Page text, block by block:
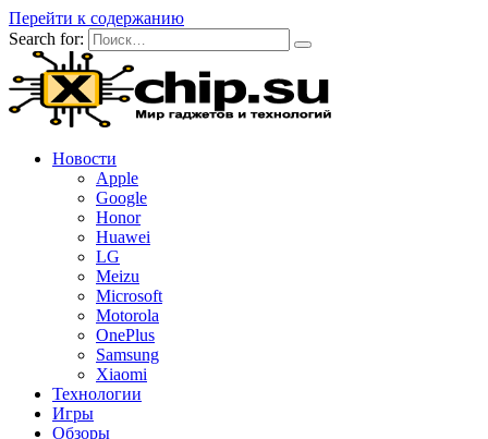
Перейти к содержанию
Search for:
Новости
Apple
Google
Honor
Huawei
LG
Meizu
Microsoft
Motorola
OnePlus
Samsung
Xiaomi
Технологии
Игры
Обзоры